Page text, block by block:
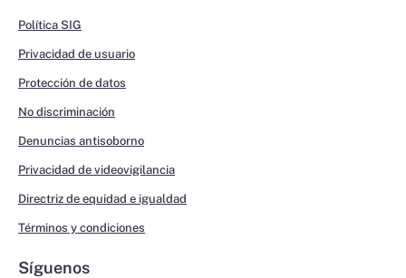
Política SIG
Privacidad de usuario
Protección de datos
No discriminación
Denuncias antisoborno
Privacidad de videovigilancia
Directriz de equidad e igualdad
Términos y condiciones
Síguenos